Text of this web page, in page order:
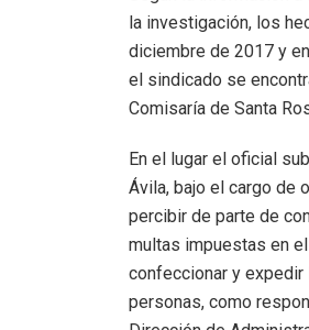
la investigación, los
diciembre de 2017 y
el sindicado se
Comisaría de Santa
En el lugar el oficial
Ávila, bajo el cargo de
percibir de parte de
multas impuestas en
confeccionar y
personas, como